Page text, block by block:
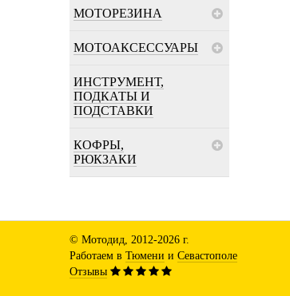
МОТОРЕЗИНА
МОТОАКСЕССУАРЫ
ИНСТРУМЕНТ,
ПОДКАТЫ И
ПОДСТАВКИ
КОФРЫ,
РЮКЗАКИ
© Мотодид, 2012-2026 г.
Работаем в Тюмени и Севастополе
Отзывы